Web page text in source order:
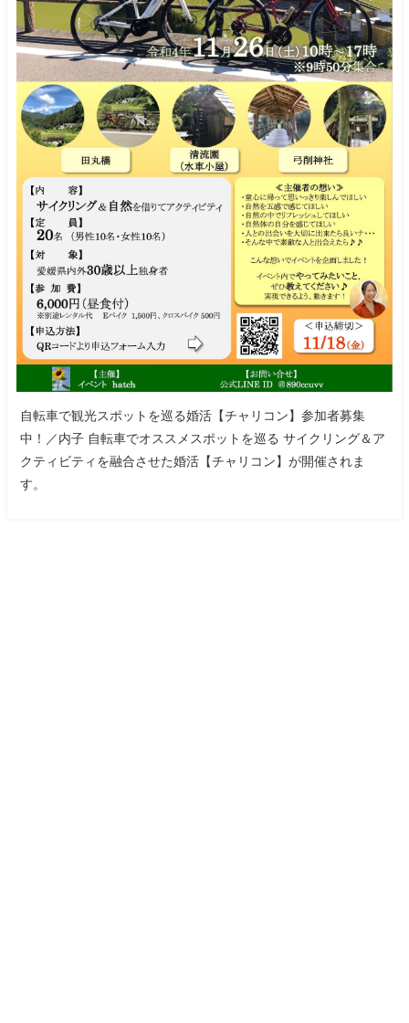
自転車で観光スポットを巡る婚活【チャリコン】参加者募集
中！／内子 自転車でオススメスポットを巡る サイクリング＆ア
クティビティを融合させた婚活【チャリコン】が開催されま
す。